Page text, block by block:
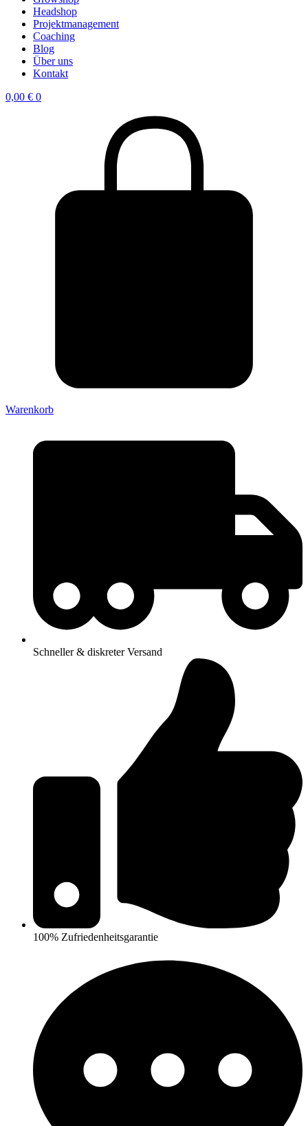
Headshop
Projektmanagement
Coaching
Blog
Über uns
Kontakt
0,00 € 0
Warenkorb
Schneller & diskreter Versand
100% Zufriedenheitsgarantie